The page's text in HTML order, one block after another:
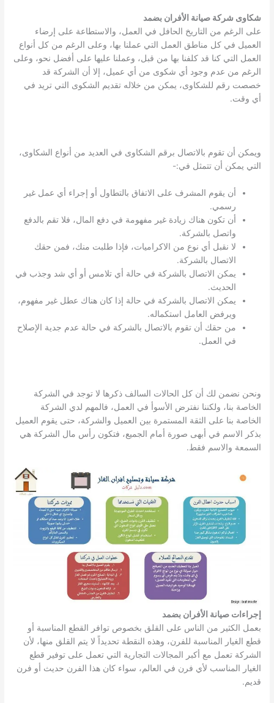
شكاوى شركة صيانة الأفران بضمد
على الرغم من التاريخ الحافل في العمل، والاستطاعة على إرضاء
العميل في كل مناطق العمل التي عملنا بها، وعلى الرغم من كل أنواع
العمل التي كنا قد كلفنا بها من قبل، وعملنا عليها على أفضل نحو، وعلى
الرغم من عدم وجود أي شكوى من أي عميل، إلا أن الشركة قد
خصصت رقم للشكاوى، يمكن من خلاله تقديم الشكوى التي تريد في
أي وقت.
ويمكن أن تقوم بالاتصال برقم الشكاوى في العديد من أنواع الشكاوى،
التي يمكن أن تتمثل في:-
أن يقوم المشرف على الاتفاق بالتطاول أو إجراء أي عمل غير
رسمي.
أن تكون هناك زيادة غير مفهومة في دفع المال، فلا تقم بالدفع
واتصل بالشركة.
لا نقبل أي نوع من الاكراميات، فإذا طلبت منك، فمن حقك
الاتصال بالشركة.
يمكن الاتصال بالشركة في حالة أي تلامس أو أي شد وجذب في
الحديث.
يمكن الاتصال بالشركة في حالة إذا كان هناك عطل غير مفهوم،
ويرفض العامل استكماله.
من حقك أن تقوم بالاتصال بالشركة في حالة عدم جدية الإصلاح
في العمل.
ونحن نضمن لك أن كل الحالات السالف ذكرها لا توجد في الشركة
الخاصة بنا، ولكننا نفترض الأسوأ في العمل، فالمهم لدي الشركة
الخاصة بنا على الثقة المستمرة بين العميل والشركة، حتى يقوم العميل
بذكر الاسم في أبهى صورة أمام الجميع، فتكون رأس مال الشركة هي
السمعة والاسم فقط.
إجراءات صيانة الأفران بضمد
بعمل الكثير من الناس على القلق بخصوص توافر القطع المناسبة أو
قطع الغيار المناسبة للفرن، وهذه النقطة تحديداً لا يتم القلق منها، لأن
الشركة تعمل مع أكبر المجالات التجارية التي تعمل على توفير قطع
الغيار المناسب لأي فرن في العالم، سواء كان هذا الفرن حديث أو فرن
قديم.